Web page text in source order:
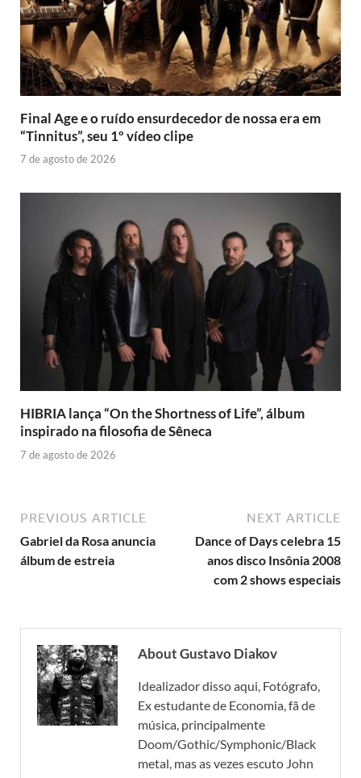
Final Age e o ruído ensurdecedor de nossa era em
“Tinnitus”, seu 1º vídeo clipe
7 de agosto de 2026
HIBRIA lança “On the Shortness of Life”, álbum
inspirado na filosofia de Sêneca
7 de agosto de 2026
PREVIOUS ARTICLE
Gabriel da Rosa anuncia
álbum de estreia
NEXT ARTICLE
Dance of Days celebra 15
anos disco Insônia 2008
com 2 shows especiais
About Gustavo Diakov
Idealizador disso aqui, Fotógrafo,
Ex estudante de Economia, fã de
música, principalmente
Doom/Gothic/Symphonic/Black
metal, mas as vezes escuto John